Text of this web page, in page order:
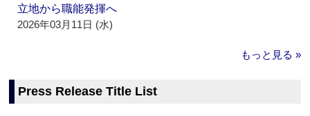
立地から職能発揮へ
2026年03月11日 (水)
もっと見る »
Press Release Title List